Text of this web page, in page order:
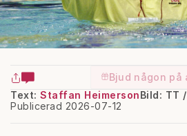
Bjud någon på
Text: Staffan Heimerson
Publicerad 2026-07-12
Bild: TT